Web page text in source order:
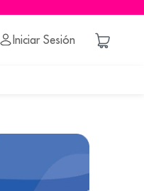
Iniciar Sesión